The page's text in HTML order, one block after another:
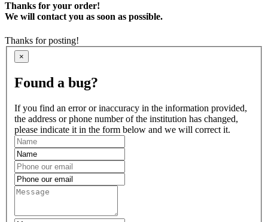
Thanks for your order!
We will contact you as soon as possible.
Thanks for posting!
×
Found a bug?
If you find an error or inaccuracy in the information provided,
the address or phone number of the institution has changed,
please indicate it in the form below and we will correct it.